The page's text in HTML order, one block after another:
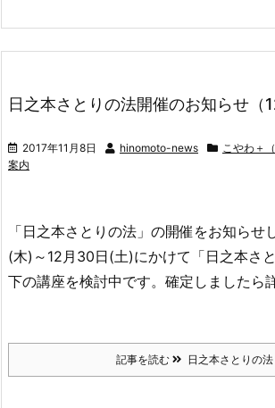
日之本さとりの法開催のお知らせ（
2017年11月8日 hinomoto-news こやわ＋
案内
「日之本さとりの法」の開催をお知らせ
(木)～12月30日(土)にかけて「日之本さ
下の講座を検討中です。確定しましたら
記事を読む 日之本さとりの法